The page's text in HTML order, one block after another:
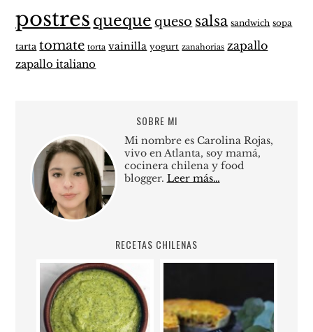
postres queque queso salsa sandwich sopa
tarta tomate torta vainilla yogurt zanahorias zapallo
zapallo italiano
SOBRE MI
Mi nombre es Carolina Rojas,
vivo en Atlanta, soy mamá,
cocinera chilena y food
blogger. Leer más…
RECETAS CHILENAS